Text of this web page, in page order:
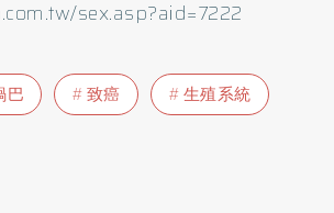
sex.asp?aid=7222
巴 致癌
生殖系統